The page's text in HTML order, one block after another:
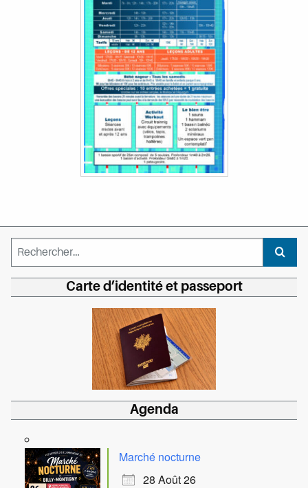
Rechercher :
Carte d’identité et passeport
Agenda
Marché nocturne
28 Août 26